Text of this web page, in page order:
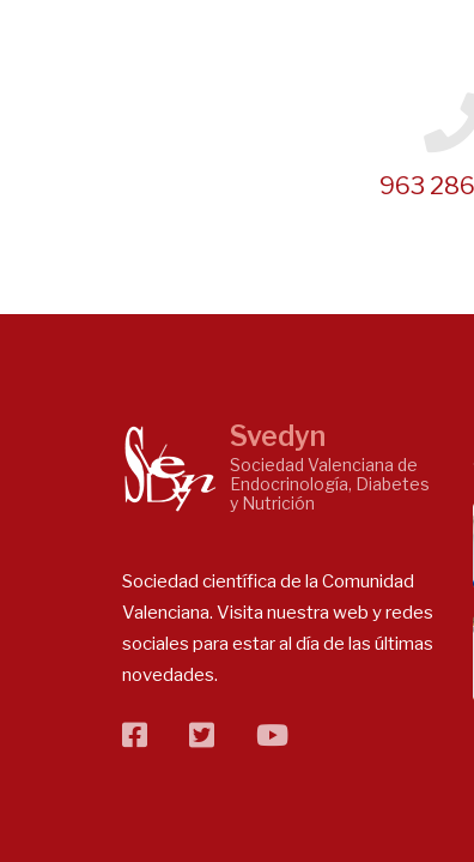
963
Svedyn
Sociedad Valenciana de
Endocrinología, Diabetes
y Nutrición
Sociedad científica de la Comunidad
Valenciana. Visita nuestra web y redes
sociales para estar al día de las últimas
novedades.
facebooktwitterflickr